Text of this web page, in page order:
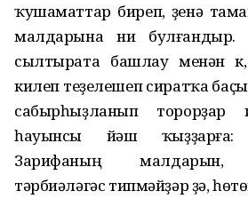
ҡушаматтар биреп, үҙенә
малдарына ни булғандыр.
сылтырата башлау менән
килеп теҙелешеп сиратҡа
сабырһыҙланып
һауынсы йәш ҡыҙҙарға:
Зарифаның малдарын,
тәрбиәләгәс типмәйҙәр ҙә,